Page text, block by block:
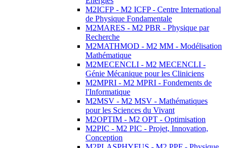
M2ICFP - M2 ICFP - Centre International
de Physique Fondamentale
M2MARES - M2 PBR - Physique par
Recherche
M2MATHMOD - M2 MM - Modélisation
Mathématique
M2MECENCLI - M2 MECENCLI -
Génie Mécanique pour les Cliniciens
M2MPRI - M2 MPRI - Fondements de
l'Informatique
M2MSV - M2 MSV - Mathématiques
pour les Sciences du Vivant
M2OPTIM - M2 OPT - Optimisation
M2PIC - M2 PIC - Projet, Innovation,
Conception